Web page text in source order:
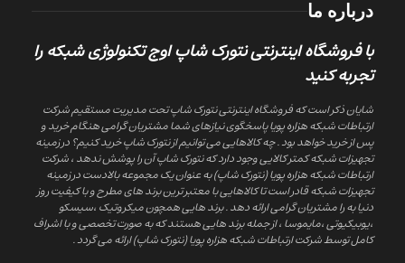
درباره ما
با فروشگاه اینترنتی نتورک شاپ اوج تکنولوژی شبکه را
تجربه کنید
شایان ذکر است که فروشگاه اینترنتی نتورک شاپ تحت مدیریت مستقیم شرکت
ارتباطات شبکه هزاره پویا پاسخگوی نیازهای شما مشتریان گرامی هنگام خرید و
پس از خرید خواهد بود . چه کالاهایی می توانیم از نتورک شاپ خرید کنیم؟ در زمینه
تجهیزات شبکه کمتر کالایی وجود دارد که نتورک شاپ آن را پوشش ندهد ، شرکت
ارتباطات شبکه هزاره پویا (نتورک شاپ) به عنوان یک مجموعه بالادست در زمینه
تجهیزات شبکه قادر است تا کالاهایی با معتبر ترین برند های مطرح و با کیفیت روز
دنیا به را مشتریان گرامی ارائه دهد . برند هایی همچون میکروتیک ،سیسکو
،یوبیکیوتی ،مایموسا ، از جمله برند هایی هستند که به صورت تخصصی و با اشراف
کامل توسط شرکت ارتباطات شبکه هزاره پویا (نتورک شاپ) ارائه می گردد .